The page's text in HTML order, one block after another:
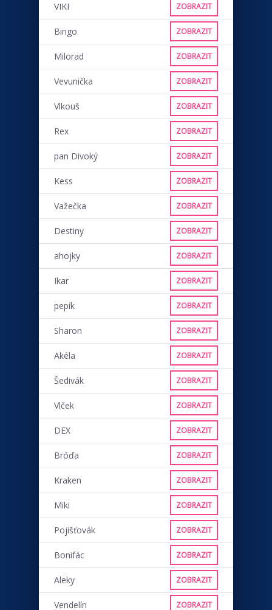
VIKI ZOBRAZIT
Bingo ZOBRAZIT
Milorad ZOBRAZIT
Vevunička ZOBRAZIT
Vlkouš ZOBRAZIT
Rex ZOBRAZIT
pan Divoký ZOBRAZIT
Kess ZOBRAZIT
Važečka ZOBRAZIT
Destiny ZOBRAZIT
ahojky ZOBRAZIT
Ikar ZOBRAZIT
pepík ZOBRAZIT
Sharon ZOBRAZIT
Akéla ZOBRAZIT
Šedivák ZOBRAZIT
Vlček ZOBRAZIT
DEX ZOBRAZIT
Bróďa ZOBRAZIT
Kraken ZOBRAZIT
Miki ZOBRAZIT
Pojišťovák ZOBRAZIT
Bonifác ZOBRAZIT
Aleky ZOBRAZIT
Vendelín ZOBRAZIT